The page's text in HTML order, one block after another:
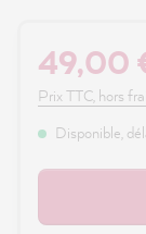
49,00
Prix TTC, hors
Disponible,